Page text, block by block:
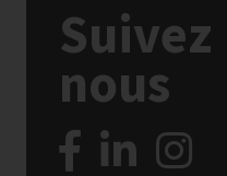
Suivez
nous